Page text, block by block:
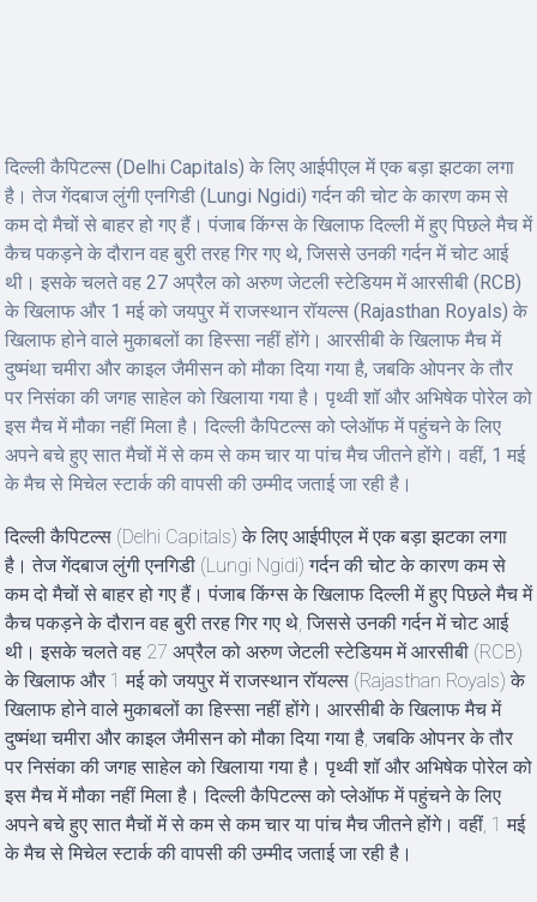
दिल्ली कैपिटल्स (Delhi Capitals) के लिए आईपीएल में एक बड़ा झटका लगा
है। तेज गेंदबाज लुंगी एनगिडी (Lungi Ngidi) गर्दन की चोट के कारण कम से
कम दो मैचों से बाहर हो गए हैं। पंजाब किंग्स के खिलाफ दिल्ली में हुए पिछले मैच में
कैच पकड़ने के दौरान वह बुरी तरह गिर गए थे, जिससे उनकी गर्दन में चोट आई
थी। इसके चलते वह 27 अप्रैल को अरुण जेटली स्टेडियम में आरसीबी (RCB)
के खिलाफ और 1 मई को जयपुर में राजस्थान रॉयल्स (Rajasthan Royals) के
खिलाफ होने वाले मुकाबलों का हिस्सा नहीं होंगे। आरसीबी के खिलाफ मैच में
दुष्मंथा चमीरा और काइल जैमीसन को मौका दिया गया है, जबकि ओपनर के तौर
पर निसंका की जगह साहेल को खिलाया गया है। पृथ्वी शॉ और अभिषेक पोरेल को
इस मैच में मौका नहीं मिला है। दिल्ली कैपिटल्स को प्लेऑफ में पहुंचने के लिए
अपने बचे हुए सात मैचों में से कम से कम चार या पांच मैच जीतने होंगे। वहीं, 1 मई
के मैच से मिचेल स्टार्क की वापसी की उम्मीद जताई जा रही है।
दिल्ली कैपिटल्स (Delhi Capitals) के लिए आईपीएल में एक बड़ा झटका लगा
है। तेज गेंदबाज लुंगी एनगिडी (Lungi Ngidi) गर्दन की चोट के कारण कम से
कम दो मैचों से बाहर हो गए हैं। पंजाब किंग्स के खिलाफ दिल्ली में हुए पिछले मैच में
कैच पकड़ने के दौरान वह बुरी तरह गिर गए थे, जिससे उनकी गर्दन में चोट आई
थी। इसके चलते वह 27 अप्रैल को अरुण जेटली स्टेडियम में आरसीबी (RCB)
के खिलाफ और 1 मई को जयपुर में राजस्थान रॉयल्स (Rajasthan Royals) के
खिलाफ होने वाले मुकाबलों का हिस्सा नहीं होंगे। आरसीबी के खिलाफ मैच में
दुष्मंथा चमीरा और काइल जैमीसन को मौका दिया गया है, जबकि ओपनर के तौर
पर निसंका की जगह साहेल को खिलाया गया है। पृथ्वी शॉ और अभिषेक पोरेल को
इस मैच में मौका नहीं मिला है। दिल्ली कैपिटल्स को प्लेऑफ में पहुंचने के लिए
अपने बचे हुए सात मैचों में से कम से कम चार या पांच मैच जीतने होंगे। वहीं, 1 मई
के मैच से मिचेल स्टार्क की वापसी की उम्मीद जताई जा रही है।